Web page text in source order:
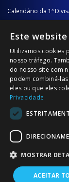
Calendário da 1ª
Calendário da 2ª
Calendário da Época
NOTÍCIAS/
Notícias
Comunicados
©
Este
Utilizamos cookies
nosso tráfego.
do nosso site com
podem combiná-
eles ou que eles
Privacidade
MOSTRAR
ACEITAR